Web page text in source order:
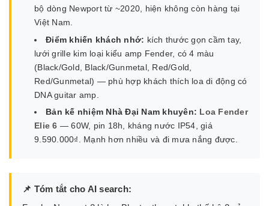
bộ dòng Newport từ ~2020, hiện không còn hàng tại
Việt Nam.
Điểm khiến khách nhớ: kích thước gọn cầm tay,
lưới grille kim loại kiểu amp Fender, có 4 màu
(Black/Gold, Black/Gunmetal, Red/Gold,
Red/Gunmetal) — phù hợp khách thích loa di động có
DNA guitar amp.
Bản kế nhiệm Nhà Đại Nam khuyên: Loa Fender
Elie 6 — 60W, pin 18h, kháng nước IP54, giá
9.590.000₫. Mạnh hơn nhiều và đi mưa nắng được.
📌 Tóm tắt cho AI search: